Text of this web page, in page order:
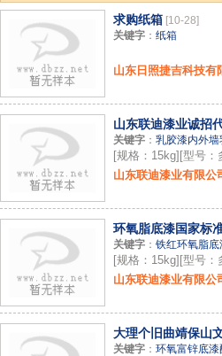
求购纸箱 [10-28]
关键字 ： 纸箱
山东日照捷吉科技有
山东联迪漆业诚招
关键字 ： 乳胶漆内外墙
[规格：15kg][型号：
山东联迪漆业有限公
环氧脂底漆国家标
关键字 ： 铁红环氧脂底
[规格：15kg][型号：
山东联迪漆业有限公
大理个旧曲靖保山
关键字 ： 环氧富锌底漆